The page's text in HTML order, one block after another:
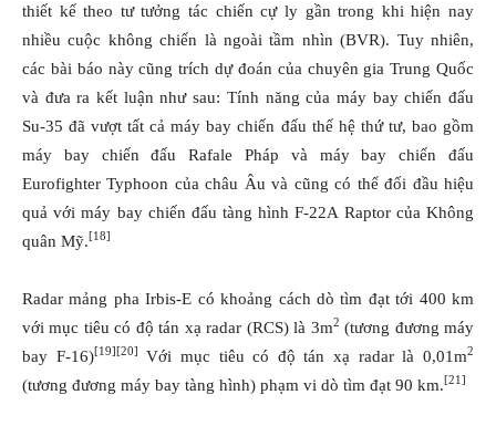
thiết kế theo tư tưởng tác chiến cự ly gần trong khi hiện nay
nhiều cuộc không chiến là ngoài tầm nhìn (BVR). Tuy nhiên,
các bài báo này cũng trích dự đoán của chuyên gia Trung Quốc
và đưa ra kết luận như sau: Tính năng của máy bay chiến đấu
Su-35 đã vượt tất cả máy bay chiến đấu thế hệ thứ tư, bao gồm
máy bay chiến đấu Rafale Pháp và máy bay chiến đấu
Eurofighter Typhoon của châu Âu và cũng có thể đối đầu hiệu
quả với máy bay chiến đấu tàng hình F-22A Raptor của Không
quân Mỹ.[18]
Radar mảng pha Irbis-E có khoảng cách dò tìm đạt tới 400 km
với mục tiêu có độ tán xạ radar (RCS) là 3m2 (tương đương máy
bay F-16)[19] [20] Với mục tiêu có độ tán xạ radar là 0,01m2
(tương đương máy bay tàng hình) phạm vi dò tìm đạt 90 km.[21]